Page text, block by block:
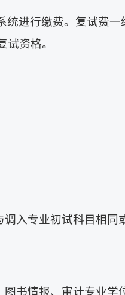
统进行缴费。复试费一
资格。
入专业初试科目相同
书情报、审计专业学